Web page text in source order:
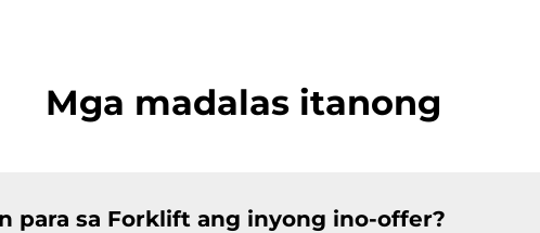
Mga madalas itanong
para sa Forklift ang inyong ino-offer?